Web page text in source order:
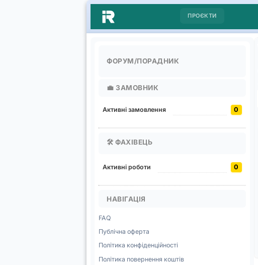
ПРОЄКТИ
ФОРУМ/ПОРАДНИК
💼 ЗАМОВНИК
Активні замовлення 0
🛠️ ФАХІВЕЦЬ
Активні роботи 0
НАВІГАЦІЯ
FAQ
Публічна оферта
Політика конфіденційності
Політика повернення коштів